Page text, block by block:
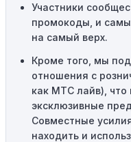
привести к
таких случаях
службу поддержки.
Участники
промокоды, и
на самый верх.
Кроме того, мы
отношения с
как МТС лайв), что
эксклюзивные
Совместные
находить и